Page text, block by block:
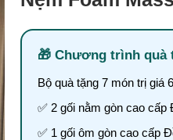
Chương trình quà
Bộ quà tặng 7 món trị giá
✅ 2 gối nằm gòn cao cấp
✅ 1 gối ôm gòn cao cấp